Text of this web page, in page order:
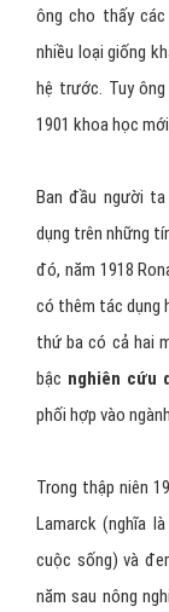
ông cho thấy
nhiều loại giống
hệ trước. Tuy
1901 khoa học
Ban đầu người ta
dụng trên những
đó, năm 1918
có thêm tác dụng
thứ ba có cả hai
bậc nghiên cứu
phối hợp vào ngành
Trong thập niên
Lamarck (nghĩa là
cuộc sống) và
năm sau nông